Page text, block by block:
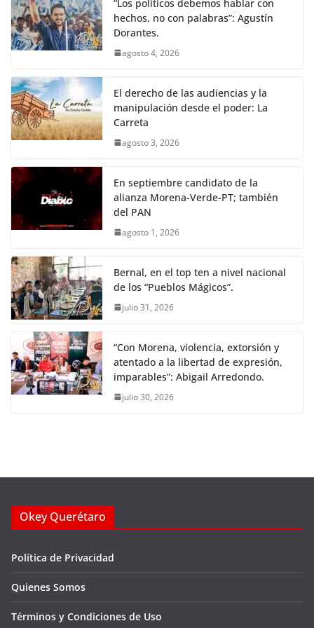
“Los políticos debemos hablar con
hechos, no con palabras”: Agustín
Dorantes.
agosto 4, 2026
El derecho de las audiencias y la
manipulación desde el poder: La
Carreta
agosto 3, 2026
En septiembre candidato de la
alianza Morena-Verde-PT; también
del PAN
agosto 1, 2026
Bernal, en el top ten a nivel nacional
de los “Pueblos Mágicos”.
julio 31, 2026
“Con Morena, violencia, extorsión y
atentado a la libertad de expresión,
imparables”: Abigail Arredondo.
julio 30, 2026
Okey Querétaro
Política de Privacidad
Quienes Somos
Términos y Condiciones de Uso